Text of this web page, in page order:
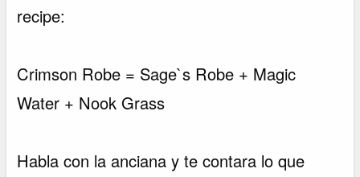
recipe:
Crimson Robe = Sage`s Robe + Magic
Water + Nook Grass
Habla con la anciana y te contara lo que